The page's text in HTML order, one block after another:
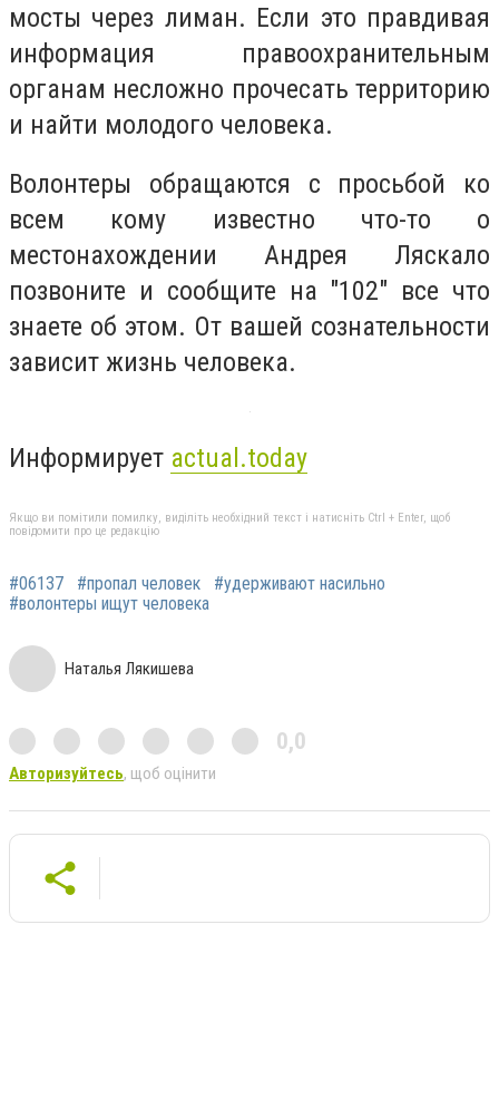
мосты через лиман. Если это правдивая
информация правоохранительным
органам несложно прочесать территорию
и найти молодого человека.
Волонтеры обращаются с просьбой ко
всем кому известно что-то о
местонахождении Андрея Ляскало
позвоните и сообщите на "102" все что
знаете об этом. От вашей сознательности
зависит жизнь человека.
Информирует actual.today
Якщо ви помітили помилку, виділіть необхідний текст і натисніть Ctrl + Enter, щоб
повідомити про це редакцію
#06137 #пропал человек
#удерживают насильно
#волонтеры ищут человека
Наталья Лякишева
0,0
Авторизуйтесь, щоб оцінити